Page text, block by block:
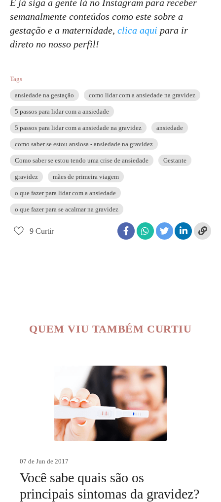
E já siga a gente lá no Instagram para receber
semanalmente conteúdos como este sobre a
gestação e a maternidade, clica aqui para ir
direto no nosso perfil!
Tags
ansiedade na gestação como lidar com a ansiedade na gravidez
5 passos para lidar com a ansiedade
5 passos para lidar com a ansiedade na gravidez ansiedade
como saber se estou ansiosa - ansiedade na gravidez
Como saber se estou tendo uma crise de ansiedade Gestante
gravidez mães de primeira viagem
o que fazer para lidar com a ansiedade
o que fazer para se acalmar na gravidez
9 Curtir
QUEM VIU TAMBÉM CURTIU
07 de Jun de 2017
Você sabe quais são os
principais sintomas da gravidez?